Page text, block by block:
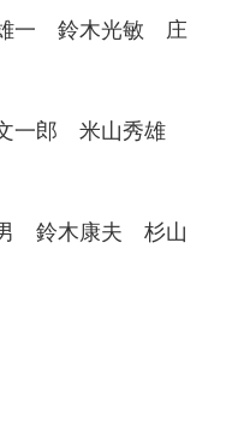
一 鈴木光敏 庄
一郎 米山秀雄
鈴木康夫 杉山